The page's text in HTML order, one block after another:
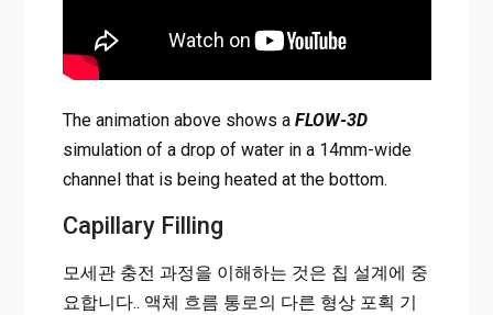
The animation above shows a FLOW-3D
simulation of a drop of water in a 14mm-wide
channel that is being heated at the bottom.
Capillary Filling
모세관 충전 과정을 이해하는 것은 칩 설계에 중
요합니다.. 액체 흐름 통로의 다른 형상 포획 기